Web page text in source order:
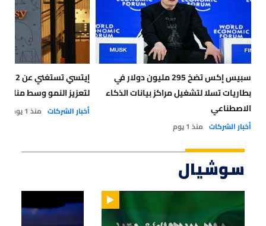
سبيس إكس تضخ 295 مليون دولار في
بطاريات تسلا لتشغيل مراكز بيانات الذكاء
الاصطناعي
أخبار الشركات منذ 1 يوم
لتعزيز النمو وسط
أخبار الشركات منذ 1 يوم
سوشيال